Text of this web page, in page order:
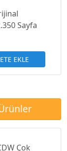
Sayfa
EKLE
Çok